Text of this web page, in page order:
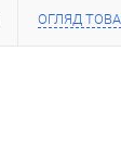
ОГЛЯД